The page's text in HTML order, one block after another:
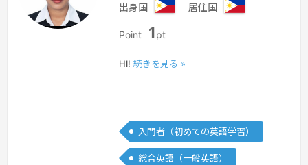
出身国
ィ
ピ
居住国
Point 1pt
HI! 続きを見る »
入門者（初めての英語学習）
総合英語（一般英語）